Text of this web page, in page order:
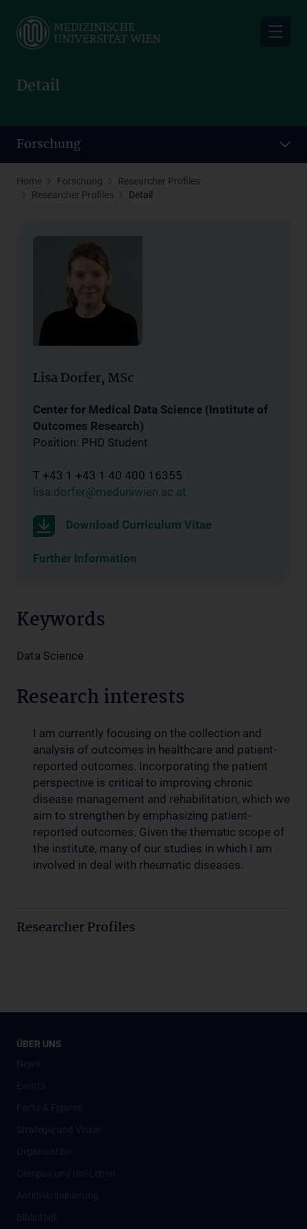
main
Detail
Forschung
Home Forschung
Researcher Profiles
Researcher Profiles
Detail
Lisa Dorfer, MSc
Center for Medical Data Science (Institute of
Outcomes Research)
Position: PHD Student
T +43 1 +43 1 40 400 16355
lisa.dorfer@meduniwien.ac.at
Download Curriculum Vitae
Further Information
Keywords
Data Science
Research interests
I am currently focusing on the collection and
analysis of outcomes in healthcare and patient-
reported outcomes. Incorporating the patient
perspective is critical to improving chronic
disease management and rehabilitation, which we
aim to strengthen by emphasizing patient-
reported outcomes. Given the thematic scope of
the institute, many of our studies in which I am
involved in deal with rheumatic diseases.
Researcher Profiles
ÜBER UNS